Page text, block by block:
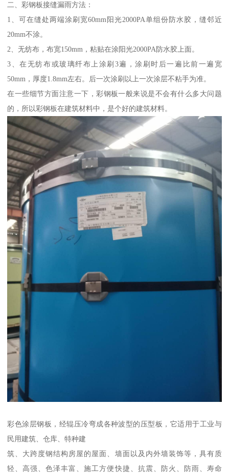
二、彩钢板接缝漏雨方法：
1、可在缝处两端涂刷宽60mm阳光2000PA单组份防水胶，缝邻近
20mm不涂。
2、无纺布，布宽150mm，粘贴在涂阳光2000PA防水胶上面。
3、在无纺布或玻璃纤布上涂刷3遍，涂刷时后一遍比前一遍宽
50mm，厚度1.8mm左右。后一次涂刷以上一次涂层不粘手为准。
在一些细节方面注意一下，彩钢板一般来说是不会有什么多大问题
的，所以彩钢板在建筑材料中，是个好的建筑材料。
彩色涂层钢板，经辊压冷弯成各种波型的压型板，它适用于工业与
民用建筑、仓库、特种建
筑、大跨度钢结构房屋的屋面、墙面以及内外墙装饰等，具有质
轻、高强、色泽丰富、施工方便快捷、抗震、防火、防雨、寿命